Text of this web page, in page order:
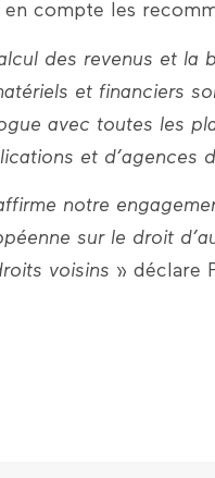
compte les
des revenus et
et financiers
avec toutes les
et d’agences
notre
sur le droit
voisins » déclare